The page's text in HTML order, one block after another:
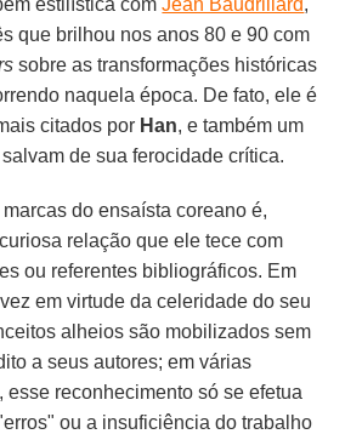
que brilhou nos anos 80 e 90 com
sobre as transformações históricas
naquela época. De fato, ele é
citados por Han, e também um
de sua ferocidade crítica.
do ensaísta coreano é,
relação que ele tece com
ou referentes bibliográficos. Em
em virtude da celeridade do seu
alheios são mobilizados sem
a seus autores; em várias
esse reconhecimento só se efetua
ou a insuficiência do trabalho